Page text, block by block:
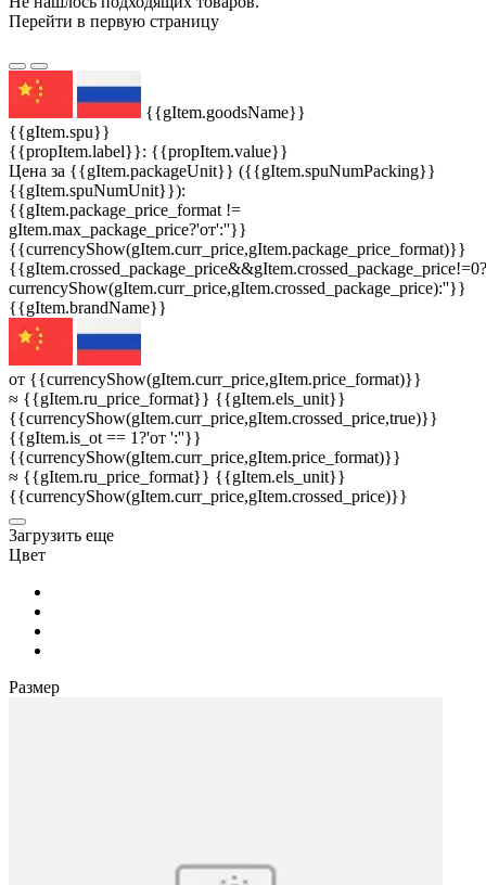
Перейти в первую страницу
{{gItem.goodsName}}
{{gItem.spu}}
{{propItem.label}}: {{propItem.value}}
Цена за {{gItem.packageUnit}} ({{gItem.spuNumPacking}}
{{gItem.spuNumUnit}}):
{{gItem.package_price_format !=
gItem.max_package_price?'от':''}}
{{currencyShow(gItem.curr_price,gItem.package_price_format)}}
{{gItem.crossed_package_price&&gItem.crossed_package_price!=0?
currencyShow(gItem.curr_price,gItem.crossed_package_price):''}}
{{gItem.brandName}}
от {{currencyShow(gItem.curr_price,gItem.price_format)}}
≈ {{gItem.ru_price_format}} {{gItem.els_unit}}
{{currencyShow(gItem.curr_price,gItem.crossed_price,true)}}
{{gItem.is_ot == 1?'от ':''}}
{{currencyShow(gItem.curr_price,gItem.price_format)}}
≈ {{gItem.ru_price_format}} {{gItem.els_unit}}
{{currencyShow(gItem.curr_price,gItem.crossed_price)}}
3агрузить еще
Цвет
Размер